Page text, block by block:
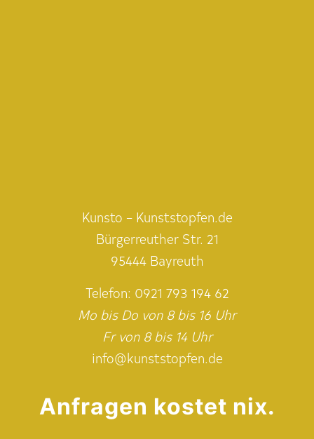
Kunsto – Kunststopfen.de
Bürgerreuther Str. 21
95444 Bayreuth
Telefon: 0921 793 194 62
Mo bis Do von 8 bis 16 Uhr
Fr von 8 bis 14 Uhr
info@kunststopfen.de
Anfragen kostet nix.